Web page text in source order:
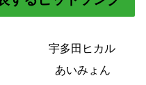
田ヒカル
あいみょん